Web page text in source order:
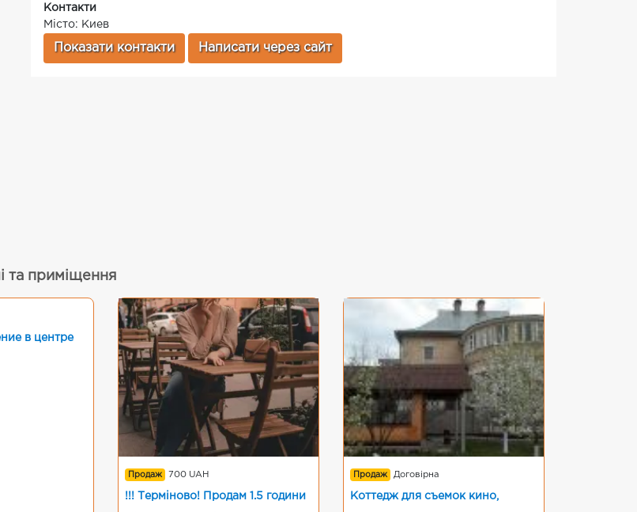
Контакти
Місто: Киев
Показати контакти Написати через сайт
та приміщення
в центре
Продаж 700 UAH
!!! Терміново! Продам 1.5 години
Продаж Договірна
Коттедж для съемок кино,